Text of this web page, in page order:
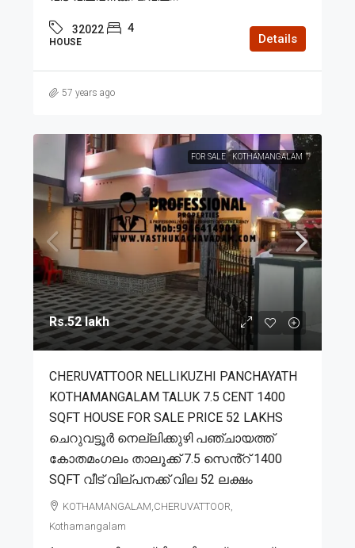
32022 4
HOUSE Details
57 years ago
FOR SALE KOTHAMANGALAM
Rs.52 lakh
CHERUVATTOOR NELLIKUZHI PANCHAYATH
KOTHAMANGALAM TALUK 7.5 CENT 1400
SQFT HOUSE FOR SALE PRICE 52 LAKHS
ചെറുവട്ടൂർ നെല്ലിക്കുഴി പഞ്ചായത്ത്
കോതമംഗലം താലൂക്ക് 7.5 സെൻ്റ് 1400
SQFT വീട് വില്പനക്ക് വില 52 ലക്ഷം
KOTHAMANGALAM,CHERUVATTOOR,
Kothamangalam